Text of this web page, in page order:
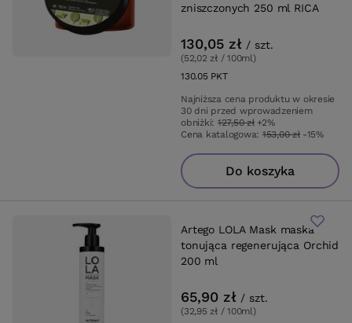
zniszczonych 250 ml RICA
130,05 zł / szt.
(52,02 zł / 100ml)
130.05PKTpunktów
Najniższa cena produktu w okresie
30 dni przed wprowadzeniem
obniżki: 127,50 zł +2%
Cena katalogowa: 153,00 zł -15%
Do koszyka
Artego LOLA Mask maska
tonująca regenerująca Orchid
200 ml
65,90 zł / szt.
(32,95 zł / 100ml)